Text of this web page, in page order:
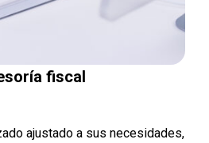
fiscal
ajustado a sus necesidades,